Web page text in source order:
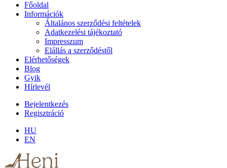
Főoldal
Információk
Általános szerződési feltételek
Adatkezelési tájékoztató
Impresszum
Elállás a szerződéstől
Elérhetőségek
Blog
Gyik
Hírlevél
Bejelentkezés
Regisztráció
HU
EN